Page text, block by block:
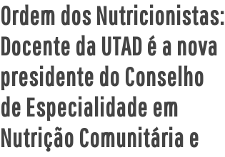
Ordem dos Nutricionistas:
Docente da UTAD é a nova
presidente do Conselho
de Especialidade em
Nutrição Comunitária e